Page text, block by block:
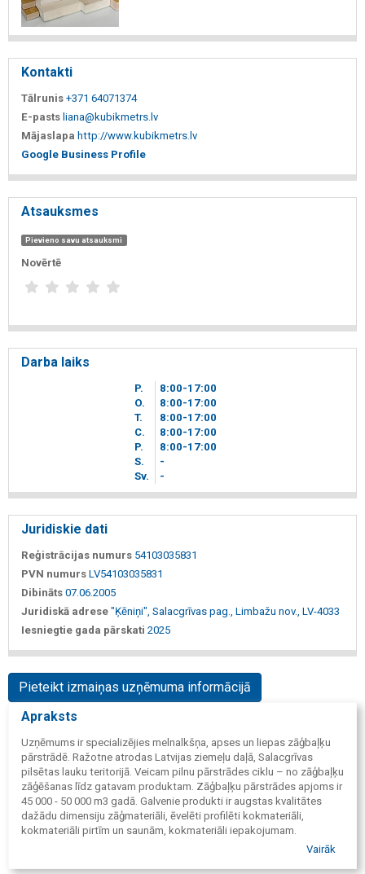
Kontakti
Tālrunis +371 64071374
E-pasts liana@kubikmetrs.lv
Mājaslapa http://www.kubikmetrs.lv
Google Business Profile
Atsauksmes
Pievieno savu atsauksmi
Novērtē
Darba laiks
P. 8 00-17 00
O.
8 00-17 00
T.
8 00-17 00
C.
8 00-17 00
P.
8 00-17 00
S.
-
Sv.
-
Juridiskie dati
Reģistrācijas numurs 54103035831
PVN numurs LV54103035831
Dibināts 07.06.2005
Juridiskā adrese "Ķēniņi", Salacgrīvas pag., Limbažu nov., LV-4033
Iesniegtie gada pārskati 2025
Pieteikt izmaiņas uzņēmuma informācijā
Apraksts
Uzņēmums ir specializējies melnalkšņa, apses un liepas zāģbaļķu
pārstrādē. Ražotne atrodas Latvijas ziemeļu daļā, Salacgrīvas
pilsētas lauku teritorijā. Veicam pilnu pārstrādes ciklu – no zāģbaļķu
zāģēšanas līdz gatavam produktam. Zāģbaļķu pārstrādes apjoms ir
45 000 - 50 000 m3 gadā. Galvenie produkti ir augstas kvalitātes
dažādu dimensiju zāģmateriāli, ēvelēti profilēti kokmateriāli,
kokmateriāli pirtīm un saunām, kokmateriāli iepakojumam.
Nodrošinām nemainīgu produktu kvalitāti, precīzus pasūtījumuVairāk